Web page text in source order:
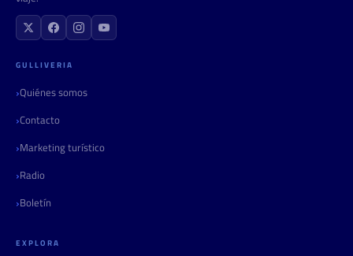
GULLIVERIA
Quiénes somos
Contacto
Marketing turístico
Radio
Boletín
EXPLORA